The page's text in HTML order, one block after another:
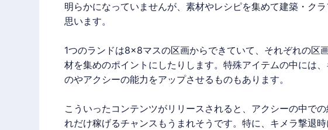
明らかになっていませんが、素材やレシピを集めて建築・ク
思います。
1つのランドは8×8マスの区画からできていて、それぞれの区
材を集めのポイントにしたりします。特殊アイテムの中には
のやアクシーの能力をアップさせるものもあります。
こういったコンテンツがリリースされると、アクシーの中で
れだけ稼げるチャンスもうまれそうです。特に、キメラ撃退